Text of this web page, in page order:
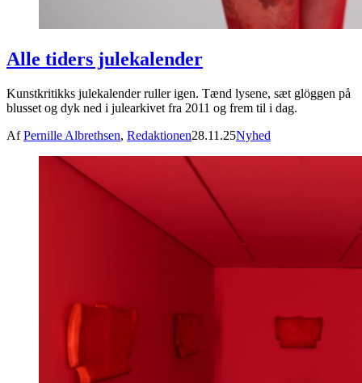
Alle tiders julekalender
Kunstkritikks julekalender ruller igen. Tænd lysene, sæt glöggen på
blusset og dyk ned i julearkivet fra 2011 og frem til i dag.
AfPernille Albrethsen, Redaktionen28.11.25Nyhed